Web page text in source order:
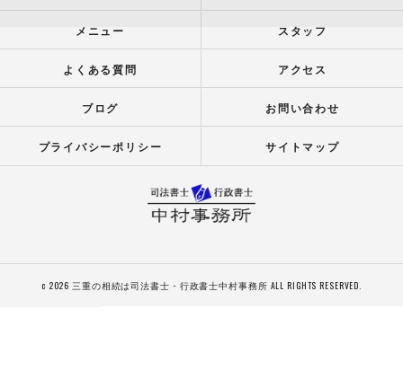
メニュー スタッフ
よくある質問 アクセス
ブログ お問い合わせ
プライバシーポリシー サイトマップ
c 2026 三重の相続は司法書士・行政書士中村事務所 ALL RIGHTS RESERVED.